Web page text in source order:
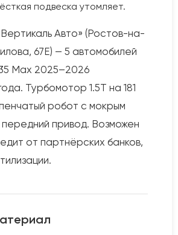
подвеска утомляет.
Авто» (Ростов-на-
67Е) — 5 автомобилей
Max 2025–2026
Турбомотор 1.5T на 181
робот с мокрым
привод. Возможен
от партнёрских банков,